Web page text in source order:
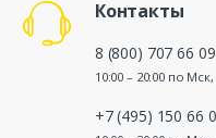
Контакты
8 (800) 707 66 09
10:00 – 20:00 по
+7 (495) 150 66